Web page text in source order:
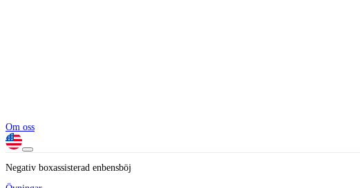
Om oss
Negativ boxassisterad enbensböj